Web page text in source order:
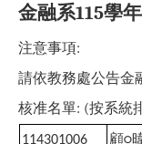
金融系115學
注意事項:
請依教務處公告金
核准名單: (按系統
114301006 顧○